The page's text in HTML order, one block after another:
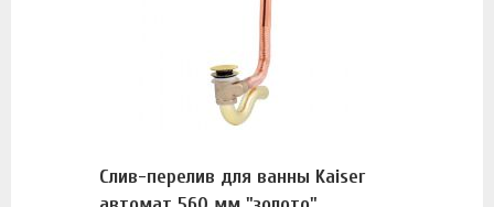
Слив-перелив для ванны Kaiser